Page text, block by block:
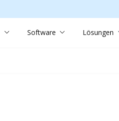
Software Lösungen